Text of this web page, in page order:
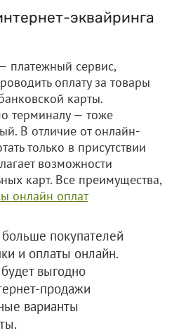
эквайринга
платежный сервис,
оплату за товары
карты.
терминалу — тоже
В отличие от онлайн-
только в присутствии
возможности
карт. Все преимущества,
онлайн оплат
покупателей
и оплаты онлайн.
выгодно
продажи
варианты